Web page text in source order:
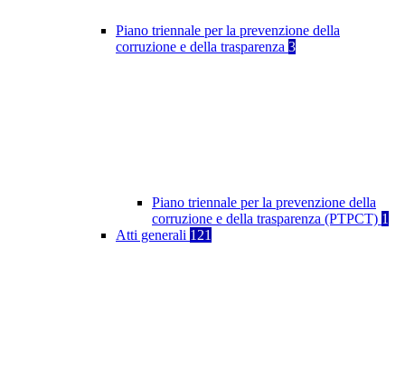
Piano triennale per la prevenzione della
corruzione e della trasparenza 3
Piano triennale per la prevenzione della
corruzione e della trasparenza (PTPCT) 1
Atti generali 121